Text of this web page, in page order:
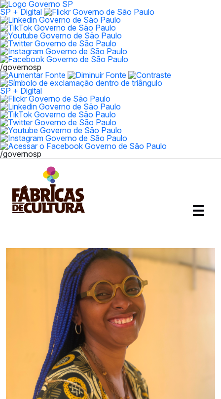
SP + Digital
/governosp
SP + Digital
/governosp